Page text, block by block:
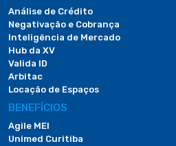
Análise de Crédito
Negativação e Cobrança
Inteligência de Mercado
Hub da XV
Valida ID
Arbitac
Locação de Espaços
BENEFÍCIOS
Agile MEI
Unimed Curitiba